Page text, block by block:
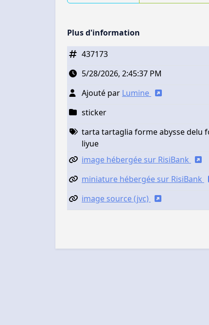
Plus d'information
437173
5/28/2026, 2:45:37 PM
Ajouté par Lumine
sticker
tarta tartaglia forme abysse delu
liyue
image hébergée sur RisiBank
miniature hébergée sur RisiBank
image source (jvc)